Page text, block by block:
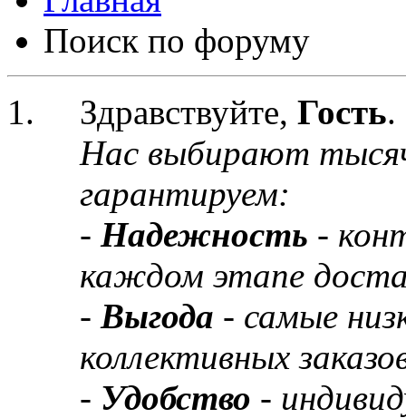
Поиск по форуму
Здравствуйте, Гость.
Нас выбирают
гарантируем:
- Надежность -
каждом этапе
- Выгода - самые
коллективных
- Удобство -